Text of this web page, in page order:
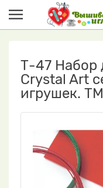
Т-47 Набор
Crystal Art
игрушек.